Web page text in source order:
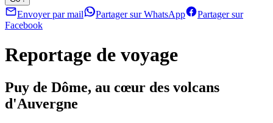
Envoyer par mail Partager sur WhatsApp
Partager sur
Facebook
Reportage de voyage
Puy de Dôme, au cœur des volcans
d'Auvergne